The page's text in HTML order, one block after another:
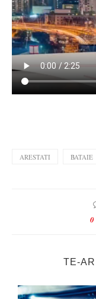
ARESTATI BATAIE
0
TE-